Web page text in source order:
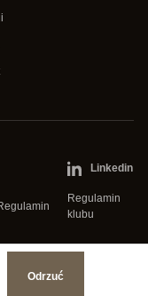
Regulamin
klubu
Linkedin
Odrzuć